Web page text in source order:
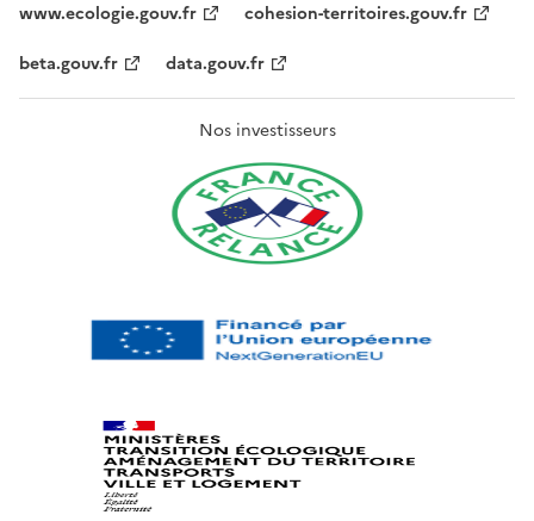
www.ecologie.gouv.fr
cohesion-territoires.gouv.fr
beta.gouv.fr
data.gouv.fr
Nos investisseurs